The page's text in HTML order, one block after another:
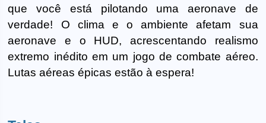
que você está pilotando uma aeronave de
verdade! O clima e o ambiente afetam sua
aeronave e o HUD, acrescentando realismo
extremo inédito em um jogo de combate aéreo.
Lutas aéreas épicas estão à espera!